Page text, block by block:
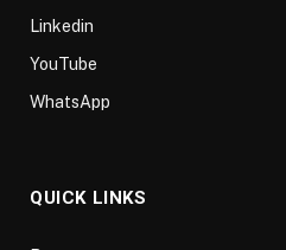
Linkedin
YouTube
WhatsApp
QUICK LINKS